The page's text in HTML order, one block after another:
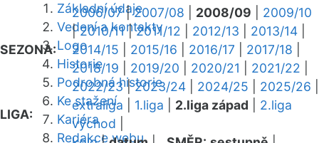
Základní údaje
Vedení a kontakty
Logo
Historie
Podrobná historie
Ke stažení
Kariéra
Redakce webu
SEZONA:
2006/07|2007/08 2008/09
2009/10
|2010/11|2011/12 2012/13 2013/14
2014/15
2015/16 2016/17 2017/18
2018/19
2019/20 2020/21 2021/22
2022/23|2023/24 2024/25 2025/26
LIGA:
extraliga 1.liga 2.liga západ
2.liga
východ